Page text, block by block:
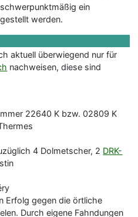
ein
werden.
aktuell überwiegend nur für
nachweisen, diese sind
22640 K bzw. 02809 K
4 Dolmetscher, 2 DRK-
Erfolg gegen die örtliche
Durch eigene Fahndungen